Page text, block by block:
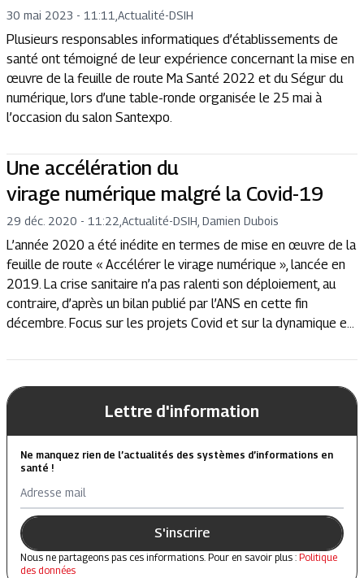
30 mai 2023 - 11:11 Actualité-DSIH
Plusieurs responsables informatiques d’établissements de
santé ont témoigné de leur expérience concernant la mise en
œuvre de la feuille de route Ma Santé 2022 et du Ségur du
numérique, lors d’une table-ronde organisée le 25 mai à
l’occasion du salon Santexpo.
Une accélération du
virage numérique malgré la Covid-19
29 déc. 2020 - 11:22 Actualité-DSIH, Damien Dubois
L’année 2020 a été inédite en termes de mise en œuvre de la
feuille de route « Accélérer le virage numérique », lancée en
2019. La crise sanitaire n’a pas ralenti son déploiement, au
contraire, d’après un bilan publié par l’ANS en cette fin
décembre. Focus sur les projets Covid et sur la dynamique e...
Lettre d'information
Ne manquez rien de l’actualités des systèmes d’informations en
santé !
Adresse mail
S'inscrire
Nous ne partageons pas ces informations. Pour en savoir plus : Politique
des données